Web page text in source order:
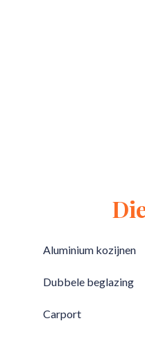
Aluminium kozijnen
Dubbele beglazing
Carport